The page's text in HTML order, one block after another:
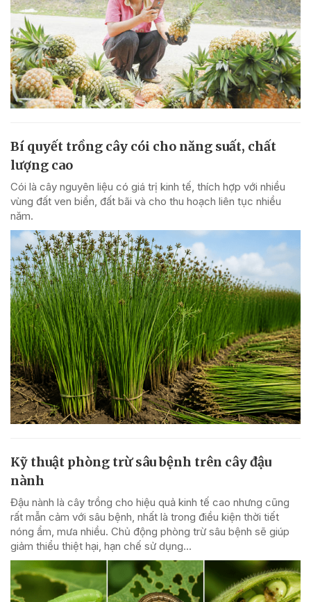
Bí quyết trồng cây cói cho năng suất, chất
lượng cao
Cói là cây nguyên liệu có giá trị kinh tế, thích hợp với nhiều
vùng đất ven biển, đất bãi và cho thu hoạch liên tục nhiều
năm.
Kỹ thuật phòng trừ sâu bệnh trên cây đậu
nành
Đậu nành là cây trồng cho hiệu quả kinh tế cao nhưng cũng
rất mẫn cảm với sâu bệnh, nhất là trong điều kiện thời tiết
nóng ẩm, mưa nhiều. Chủ động phòng trừ sâu bệnh sẽ giúp
giảm thiểu thiệt hại, hạn chế sử dụng...